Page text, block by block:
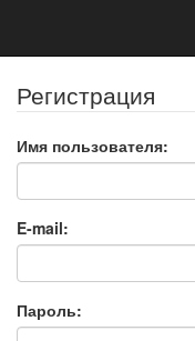
Регистрация
Имя пользователя:
E-mail:
Пароль: